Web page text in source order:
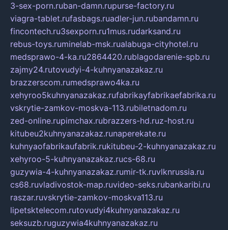
3-sex-porn.ruban-damn.rupurse-factory.ru
viagra-tablet.rufasbags.ruadler-jun.rubandamn.ru
fincontech.ru3sexporn.ru1mus.rudarksand.ru
rebus-toys.ruminelab-msk.rualabuga-cityhotel.ru
medsprawo-4-ka.ru2864420.rublagodarenie-spb.ru
zajmy24.rutovudyi-4-kuhnyanazakaz.ru
brazzerscom.rumedsprawo4ka.ru
xehyroo5kuhnyanazakaz.rufabrikayfabrikaefabrika.ru
vskrytie-zamkov-moskva-113.rubiletnadom.ru
zed-online.rupimchax.rubrazzers-hd.ruz-host.ru
kitubeu2kuhnyanazakaz.runaperekate.ru
kuhnyaofabrikaufabrik.rukitubeu-2-kuhnyanazakaz.ru
xehyroo-5-kuhnyanazakaz.rucs-68.ru
guzywia-4-kuhnyanazakaz.rumir-tk.ruvlknrussia.ru
cs68.ruvladivostok-map.ruvideo-seks.rubankaribi.ru
raszar.ruvskrytie-zamkov-moskva113.ru
lipetsktelecom.rutovudyi4kuhnyanazakaz.ru
seksuzb.ruguzywia4kuhnyanazakaz.ru